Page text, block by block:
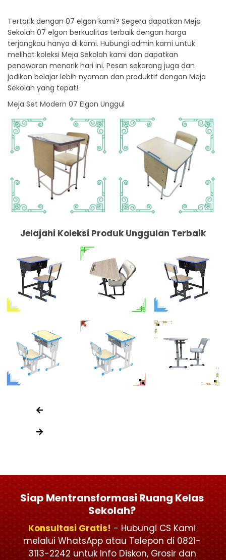
Tertarik dengan 07 elgon kami? Segera dapatkan Meja
Sekolah 07 elgon berkualitas terbaik dengan harga
terjangkau hanya di kami. Hubungi admin kami untuk
melihat koleksi Meja Sekolah kami dan dapatkan
penawaran menarik hari ini. Pesan sekarang juga dan
jadikan belajar lebih nyaman dan produktif dengan Meja
Sekolah yang tepat!
Meja Set Modern 07 Elgon Unggul
Jelajahi Koleksi Produk Unggulan Terbaik
Siap Mentransformasi Ruang Kelas
Sekolah?
Konsultasi Gratis! - Hubungi CS Kami
melalui WhatsApp atau Telepon di 0821-
3113-2242 untuk Info Diskon, Grosir dan